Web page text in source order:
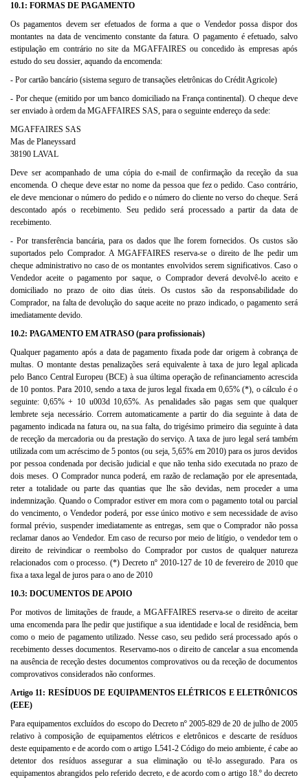
10.1: FORMAS DE PAGAMENTO
Os pagamentos devem ser efetuados de forma a que o Vendedor possa dispor dos
montantes na data de vencimento constante da fatura. O pagamento é efetuado, salvo
estipulação em contrário no site da MGAFFAIRES ou concedido às empresas após
estudo do seu dossier, aquando da encomenda:
- Por cartão bancário (sistema seguro de transações eletrônicas do Crédit Agricole)
- Por cheque (emitido por um banco domiciliado na França continental). O cheque deve
ser enviado à ordem da MGAFFAIRES SAS, para o seguinte endereço da sede:
MGAFFAIRES SAS
Mas de Planeyssard
38190 LAVAL
Deve ser acompanhado de uma cópia do e-mail de confirmação da receção da sua
encomenda. O cheque deve estar no nome da pessoa que fez o pedido. Caso contrário,
ele deve mencionar o número do pedido e o número do cliente no verso do cheque. Será
descontado após o recebimento. Seu pedido será processado a partir da data de
recebimento.
- Por transferência bancária, para os dados que lhe forem fornecidos. Os custos são
suportados pelo Comprador. A MGAFFAIRES reserva-se o direito de lhe pedir um
cheque administrativo no caso de os montantes envolvidos serem significativos. Caso o
Vendedor aceite o pagamento por saque, o Comprador deverá devolvê-lo aceito e
domiciliado no prazo de oito dias úteis. Os custos são da responsabilidade do
Comprador, na falta de devolução do saque aceite no prazo indicado, o pagamento será
imediatamente devido.
10.2: PAGAMENTO EM ATRASO (para profissionais)
Qualquer pagamento após a data de pagamento fixada pode dar origem à cobrança de
multas. O montante destas penalizações será equivalente à taxa de juro legal aplicada
pelo Banco Central Europeu (BCE) à sua última operação de refinanciamento acrescida
de 10 pontos. Para 2010, sendo a taxa de juros legal fixada em 0,65% (*), o cálculo é o
seguinte: 0,65% + 10 u003d 10,65%. As penalidades são pagas sem que qualquer
lembrete seja necessário. Correm automaticamente a partir do dia seguinte à data de
pagamento indicada na fatura ou, na sua falta, do trigésimo primeiro dia seguinte à data
de receção da mercadoria ou da prestação do serviço. A taxa de juro legal será também
utilizada com um acréscimo de 5 pontos (ou seja, 5,65% em 2010) para os juros devidos
por pessoa condenada por decisão judicial e que não tenha sido executada no prazo de
dois meses. O Comprador nunca poderá, em razão de reclamação por ele apresentada,
reter a totalidade ou parte das quantias que lhe são devidas, nem proceder a uma
indemnização. Quando o Comprador estiver em mora com o pagamento total ou parcial
do vencimento, o Vendedor poderá, por esse único motivo e sem necessidade de aviso
formal prévio, suspender imediatamente as entregas, sem que o Comprador não possa
reclamar danos ao Vendedor. Em caso de recurso por meio de litígio, o vendedor tem o
direito de reivindicar o reembolso do Comprador por custos de qualquer natureza
relacionados com o processo. (*) Decreto nº 2010-127 de 10 de fevereiro de 2010 que
fixa a taxa legal de juros para o ano de 2010
10.3: DOCUMENTOS DE APOIO
Por motivos de limitações de fraude, a MGAFFAIRES reserva-se o direito de aceitar
uma encomenda para lhe pedir que justifique a sua identidade e local de residência, bem
como o meio de pagamento utilizado. Nesse caso, seu pedido será processado após o
recebimento desses documentos. Reservamo-nos o direito de cancelar a sua encomenda
na ausência de receção destes documentos comprovativos ou da receção de documentos
comprovativos considerados não conformes.
Artigo 11: RESÍDUOS DE EQUIPAMENTOS ELÉTRICOS E ELETRÔNICOS
(EEE)
Para equipamentos excluídos do escopo do Decreto nº 2005-829 de 20 de julho de 2005
relativo à composição de equipamentos elétricos e eletrônicos e descarte de resíduos
deste equipamento e de acordo com o artigo L541-2 Código do meio ambiente, é cabe ao
detentor dos resíduos assegurar a sua eliminação ou tê-lo assegurado. Para os
equipamentos abrangidos pelo referido decreto, e de acordo com o artigo 18.º do decreto